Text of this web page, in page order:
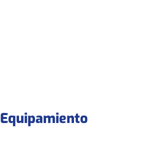
Equipamiento